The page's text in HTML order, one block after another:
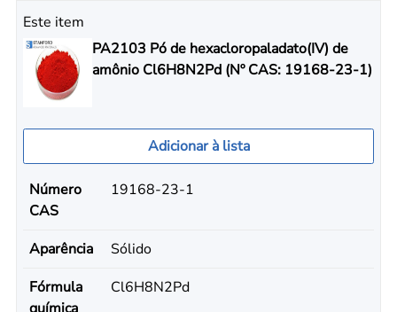
Este item
PA2103 Pó de hexacloropaladato(IV) de
amônio Cl6H8N2Pd (Nº CAS: 19168-23-1)
Adicionar à lista
Número
CAS
19168-23-1
Aparência
Sólido
Fórmula
Cl6H8N2Pd